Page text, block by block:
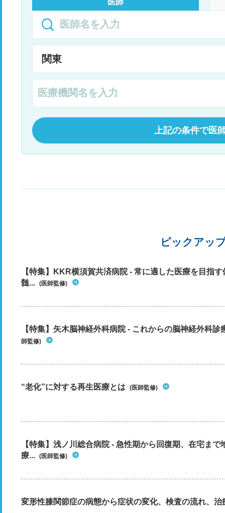
上記の条件で医
ピックアッ
【特集】KKR横須賀共済病院 - 常に適した医療を目指
髄... (医師監修)
【特集】矢木脳神経外科病院 - これからの脳神経外科
師監修)
“老化”に対する再生医療とは (医師監修)
【特集】浅ノ川総合病院 - 急性期から回復期、在宅ま
療... (医師監修)
変形性膝関節症の病態から症状の変化、検査の流れ、治